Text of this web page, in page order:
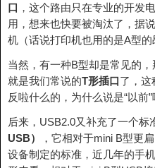
口 ，这个路由只在专业的开发
用，想来也快要被淘汰了，据
机（话说打印机也用的是A型的
当然，有一种B型却是常见的，
就是我们常说的T形插口了，这
反啦什么的，为什么说是“以前”
后来，USB2.0又补充了一个标
USB）
，它相对于mini B型更
设备制定的标准，近几年的手